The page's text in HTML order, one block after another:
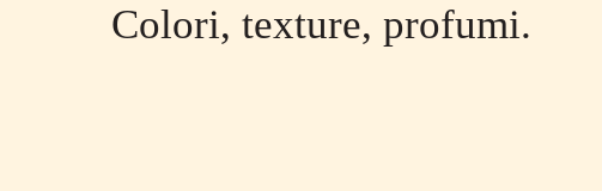
Colori, texture, profumi.